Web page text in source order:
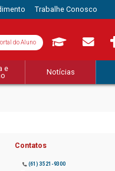
Trabalhe Conosco
do Aluno
e
Notícias
Contatos
(61) 3521-9300